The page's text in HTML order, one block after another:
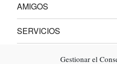
Gestionar el
AMIGOS
SERVICIOS
REVISTA MELÓMANO